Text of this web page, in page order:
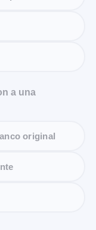
a una
original